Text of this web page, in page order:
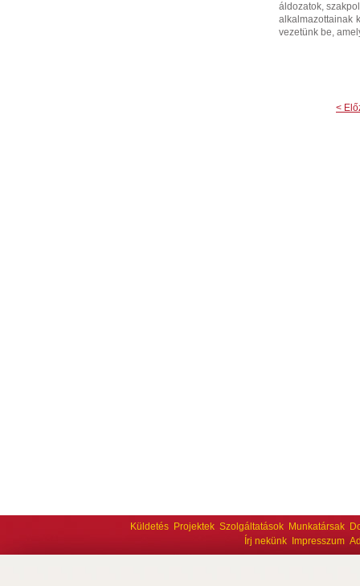
áldozatok,
alkalmazottainak
vezetünk be,
<
Küldetés Projektek Szolgáltatások Munkatársak
Írj nekünk
Impresszum